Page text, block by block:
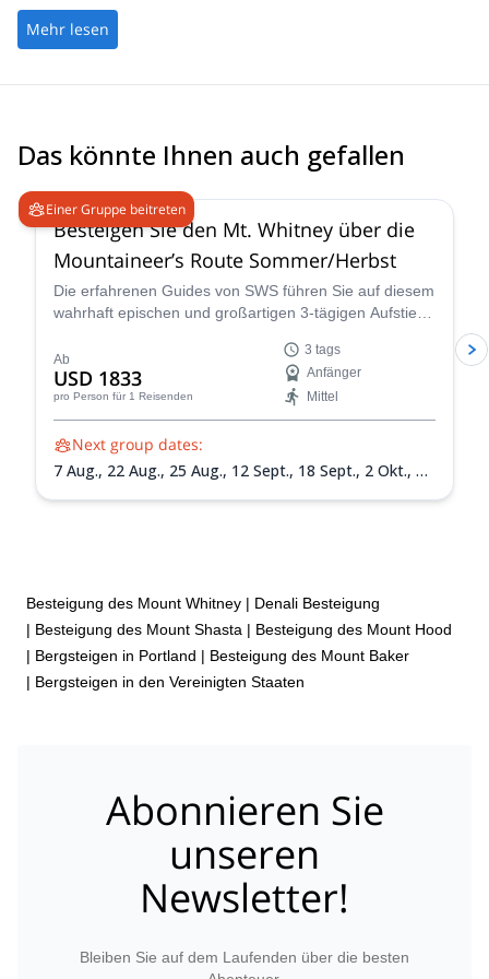
Mehr lesen
Das könnte Ihnen auch gefallen
Einer Gruppe beitreten
4.9
Besteigen Sie den Mt. Whitney über die
Mountaineer’s Route Sommer/Herbst
Die erfahrenen Guides von SWS führen Sie auf diesem
wahrhaft epischen und großartigen 3-tägigen Aufstieg
Route, einen beliebten und klassischen Pfad, der Sie
durch einige der einzigartigsten Landschaften und
Gelände in Kalifornien führt.
Ab
USD 1833
pro Person für 1 Reisenden
3 tags
Anfänger
Mittel
Next group dates:
7 Aug., 22 Aug., 25 Aug., 12 Sept., 18 Sept., 2 Okt., 12
10 Sept. 2027,14 Sept. 2027,18 Sept. 2027,22 Sept.
2027,25 Sept. 2027,28 Sept. 2027,1 Okt. 2027
Besteigung des Mount Whitney | Denali Besteigung
| Besteigung des Mount Shasta | Besteigung des Mount Hood
| Bergsteigen in Portland | Besteigung des Mount Baker
| Bergsteigen in den Vereinigten Staaten
Abonnieren Sie
unseren
Newsletter!
Bleiben Sie auf dem Laufenden über die besten